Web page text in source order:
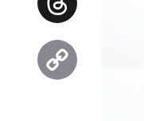
Threads